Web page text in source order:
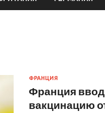
ФРАНЦИЯ
Франция
вакцинацию